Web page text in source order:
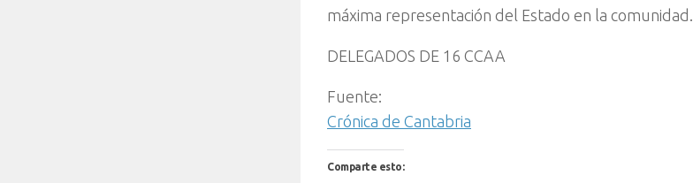
máxima representación del Estado en la comunidad.
DELEGADOS DE 16 CCAA
Fuente:
Crónica de Cantabria
Comparte esto: